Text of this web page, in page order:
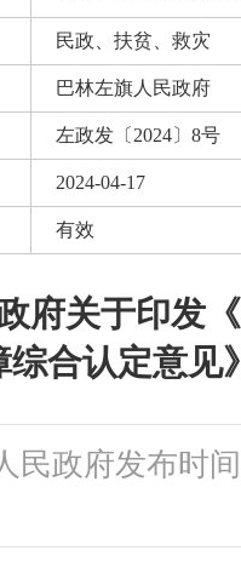
民政、扶贫、救灾
巴林左旗人民政府
左政发〔2024〕8号
2024-04-17
有效
府关于印发
综合认定意见
民政府发布时